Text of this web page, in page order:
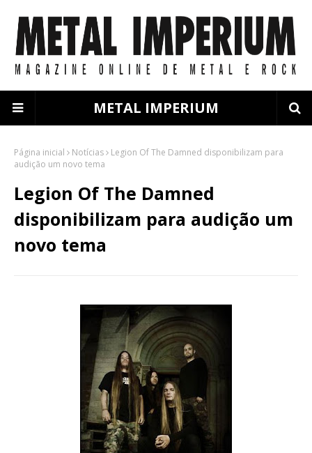
METAL IMPERIUM
Página inicial Notícias
Legion Of The Damned disponibilizam para
audição um novo tema
Legion Of The Damned
disponibilizam para audição um
novo tema